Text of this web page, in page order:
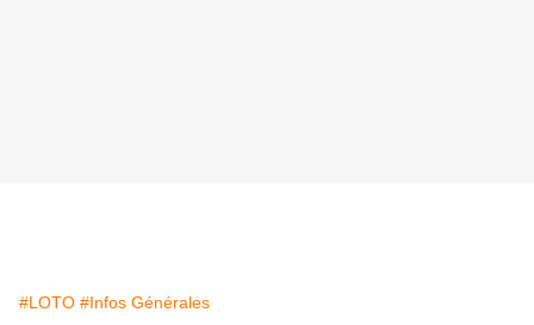
#LOTO #Infos Générales